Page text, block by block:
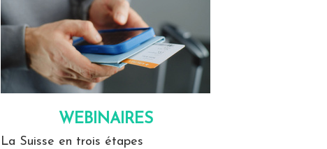
WEBINAIRES
La Suisse en trois étapes